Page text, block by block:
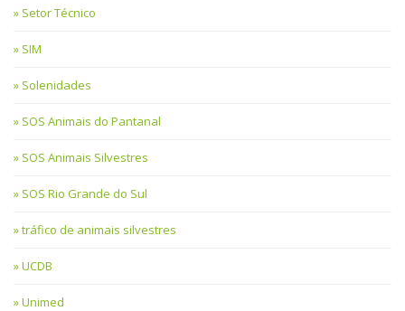
Setor Técnico
SIM
Solenidades
SOS Animais do Pantanal
SOS Animais Silvestres
SOS Rio Grande do Sul
tráfico de animais silvestres
UCDB
Unimed